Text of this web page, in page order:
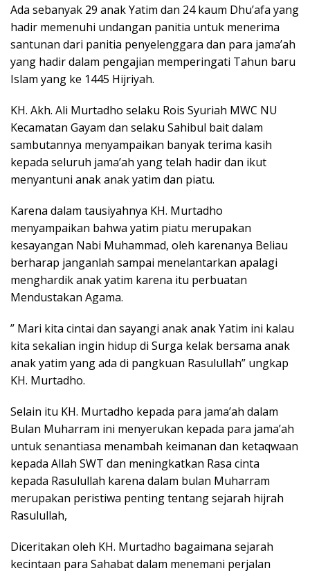
Ada sebanyak 29 anak Yatim dan 24 kaum Dhu’afa yang
hadir memenuhi undangan panitia untuk menerima
santunan dari panitia penyelenggara dan para jama’ah
yang hadir dalam pengajian memperingati Tahun baru
Islam yang ke 1445 Hijriyah.
KH. Akh. Ali Murtadho selaku Rois Syuriah MWC NU
Kecamatan Gayam dan selaku Sahibul bait dalam
sambutannya menyampaikan banyak terima kasih
kepada seluruh jama’ah yang telah hadir dan ikut
menyantuni anak anak yatim dan piatu.
Karena dalam tausiyahnya KH. Murtadho
menyampaikan bahwa yatim piatu merupakan
kesayangan Nabi Muhammad, oleh karenanya Beliau
berharap janganlah sampai menelantarkan apalagi
menghardik anak yatim karena itu perbuatan
Mendustakan Agama.
” Mari kita cintai dan sayangi anak anak Yatim ini kalau
kita sekalian ingin hidup di Surga kelak bersama anak
anak yatim yang ada di pangkuan Rasulullah” ungkap
KH. Murtadho.
Selain itu KH. Murtadho kepada para jama’ah dalam
Bulan Muharram ini menyerukan kepada para jama’ah
untuk senantiasa menambah keimanan dan ketaqwaan
kepada Allah SWT dan meningkatkan Rasa cinta
kepada Rasulullah karena dalam bulan Muharram
merupakan peristiwa penting tentang sejarah hijrah
Rasulullah,
Diceritakan oleh KH. Murtadho bagaimana sejarah
kecintaan para Sahabat dalam menemani perjalan